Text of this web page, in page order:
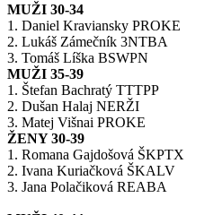
MUŽI 30-34
1. Daniel Kraviansky PROKE
2. Lukáš Zámečník 3NTBA
3. Tomáš Líška BSWPN
MUŽI 35-39
1. Štefan Bachratý TTTPP
2. Dušan Halaj NERŽI
3. Matej Višnai PROKE
ŽENY 30-39
1. Romana Gajdošová ŠKPTX
2. Ivana Kuriačková ŠKALV
3. Jana Polačiková REABA